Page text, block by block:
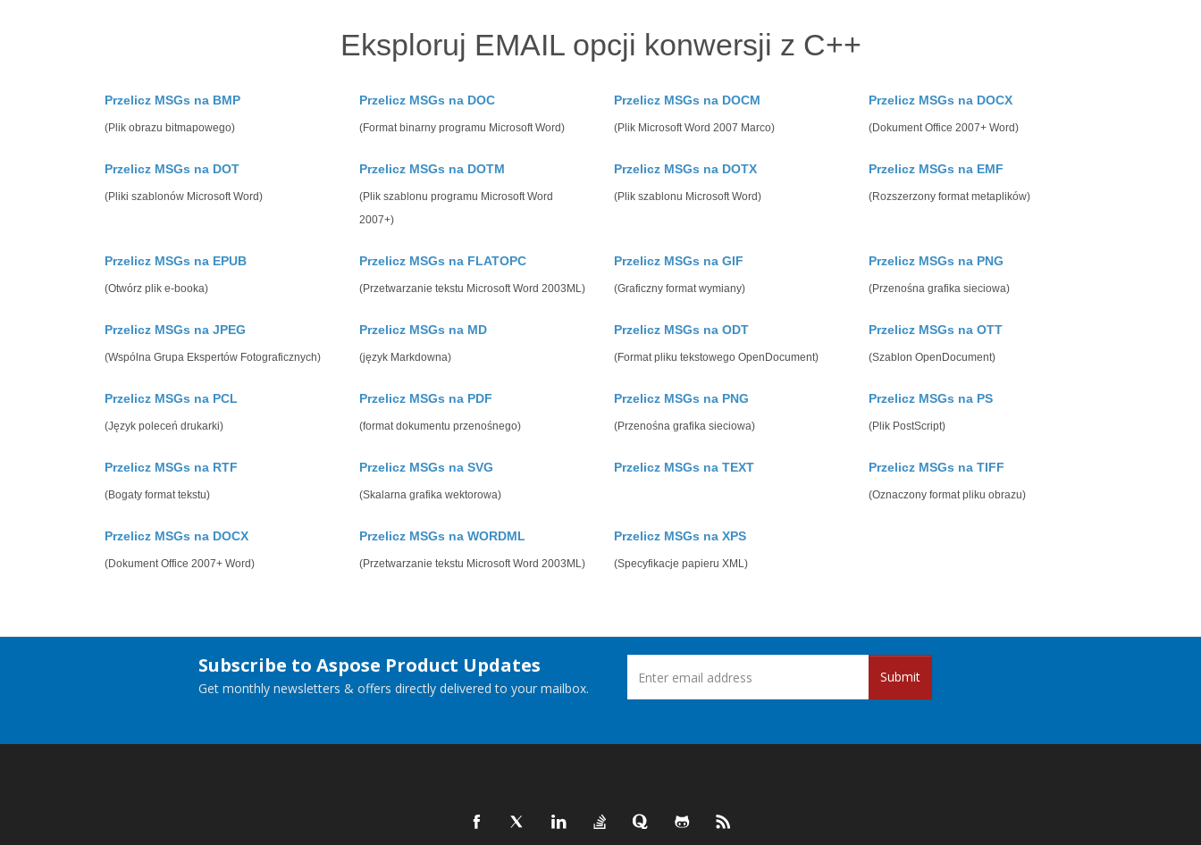
Eksploruj EMAIL opcji konwersji z C++
Przelicz MSGs na BMP
(Plik obrazu bitmapowego)
Przelicz MSGs na DOC
(Format binarny programu Microsoft Word)
Przelicz MSGs na DOCM
(Plik Microsoft Word 2007 Marco)
Przelicz MSGs na DOCX
(Dokument Office 2007+ Word)
Przelicz MSGs na DOT
(Pliki szablonów Microsoft Word)
Przelicz MSGs na DOTM
(Plik szablonu programu Microsoft Word
2007+)
Przelicz MSGs na DOTX
(Plik szablonu Microsoft Word)
Przelicz MSGs na EMF
(Rozszerzony format metaplików)
Przelicz MSGs na EPUB
(Otwórz plik e-booka)
Przelicz MSGs na FLATOPC
(Przetwarzanie tekstu Microsoft Word 2003ML)
Przelicz MSGs na GIF
(Graficzny format wymiany)
Przelicz MSGs na PNG
(Przenośna grafika sieciowa)
Przelicz MSGs na JPEG
(Wspólna Grupa Ekspertów Fotograficznych)
Przelicz MSGs na MD
(język Markdowna)
Przelicz MSGs na ODT
(Format pliku tekstowego OpenDocument)
Przelicz MSGs na OTT
(Szablon OpenDocument)
Przelicz MSGs na PCL
(Język poleceń drukarki)
Przelicz MSGs na PDF
(format dokumentu przenośnego)
Przelicz MSGs na PNG
(Przenośna grafika sieciowa)
Przelicz MSGs na PS
(Plik PostScript)
Przelicz MSGs na RTF
(Bogaty format tekstu)
Przelicz MSGs na SVG
(Skalarna grafika wektorowa)
Przelicz MSGs na TEXT Przelicz MSGs na TIFF
(Oznaczony format pliku obrazu)
Przelicz MSGs na DOCX
(Dokument Office 2007+ Word)
Przelicz MSGs na WORDML
(Przetwarzanie tekstu Microsoft Word 2003ML)
Przelicz MSGs na XPS
(Specyfikacje papieru XML)
Subscribe to Aspose Product Updates
Get monthly newsletters & offers directly delivered to your mailbox.
Submit